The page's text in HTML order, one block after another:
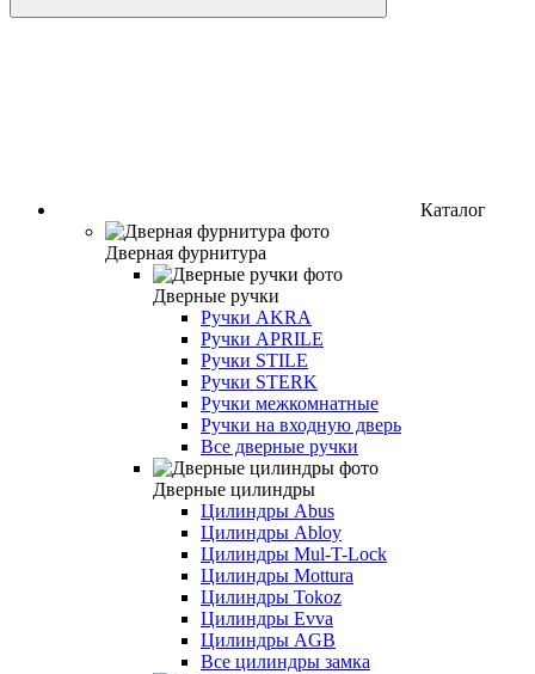
Каталог
Дверная фурнитура
Дверные ручки
Ручки AKRA
Ручки APRILE
Ручки STILE
Ручки STERK
Ручки межкомнатные
Ручки на входную дверь
Все дверные ручки
Дверные цилиндры
Цилиндры Abus
Цилиндры Abloy
Цилиндры Mul-T-Lock
Цилиндры Mottura
Цилиндры Tokoz
Цилиндры Evva
Цилиндры AGB
Все цилиндры замка